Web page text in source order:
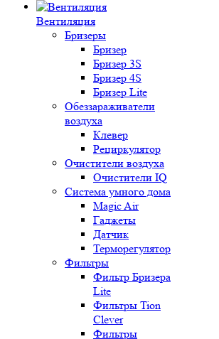
Вентиляция
Бризеры
Бризер
Бризер 3S
Бризер 4S
Бризер Lite
Обеззараживатели
воздуха
Клевер
Рециркулятор
Очистители воздуха
Очистители IQ
Система умного дома
Magic Air
Гаджеты
Датчик
Терморегулятор
Фильтры
Фильтр Бризера
Lite
Фильтры Tion
Clever
Фильтры